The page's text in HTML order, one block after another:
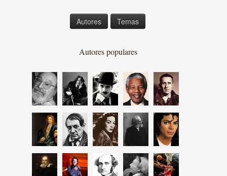
Autores Temas
Autores populares